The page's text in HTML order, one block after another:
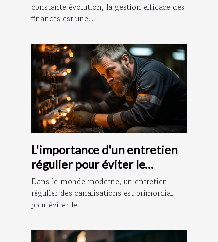
constante évolution, la gestion efficace des
finances est une...
L'importance d'un entretien
régulier pour éviter le
débouchage des canalisations
Dans le monde moderne, un entretien
régulier des canalisations est primordial
pour éviter le...